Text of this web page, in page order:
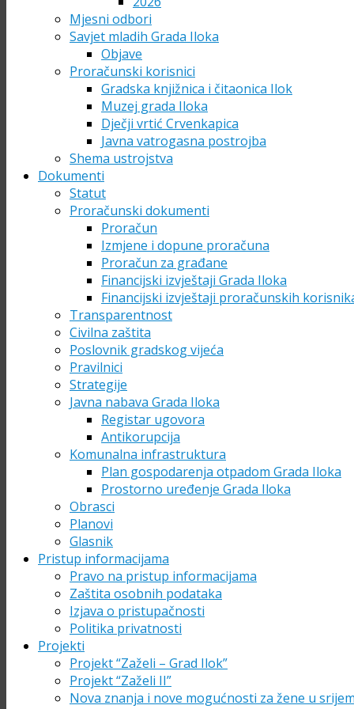
Mjesni odbori
Savjet mladih Grada Iloka
Objave
Proračunski korisnici
Gradska knjižnica i čitaonica Ilok
Muzej grada Iloka
Dječji vrtić Crvenkapica
Javna vatrogasna postrojba
Shema ustrojstva
Dokumenti
Statut
Proračunski dokumenti
Proračun
Izmjene i dopune proračuna
Proračun za građane
Financijski izvještaji Grada Iloka
Financijski izvještaji proračunskih
Transparentnost
Civilna zaštita
Poslovnik gradskog vijeća
Pravilnici
Strategije
Javna nabava Grada Iloka
Registar ugovora
Antikorupcija
Komunalna infrastruktura
Plan gospodarenja otpadom Grada Iloka
Prostorno uređenje Grada Iloka
Obrasci
Planovi
Glasnik
Pristup informacijama
Pravo na pristup informacijama
Zaštita osobnih podataka
Izjava o pristupačnosti
Politika privatnosti
Projekti
Projekt “Zaželi – Grad Ilok”
Projekt “Zaželi II”
Nova znanja i nove mogućnosti za žene u